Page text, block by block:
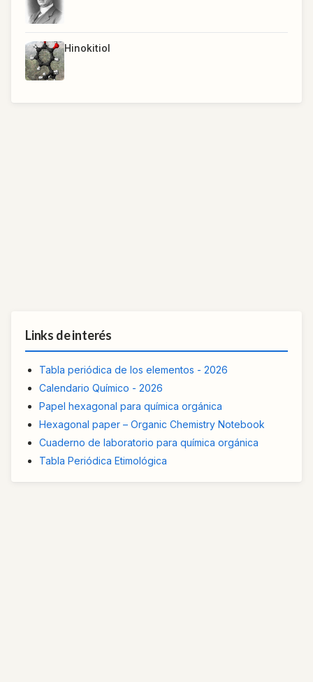
Hinokitiol
Links de interés
Tabla periódica de los elementos - 2026
Calendario Químico - 2026
Papel hexagonal para química orgánica
Hexagonal paper – Organic Chemistry Notebook
Cuaderno de laboratorio para química orgánica
Tabla Periódica Etimológica